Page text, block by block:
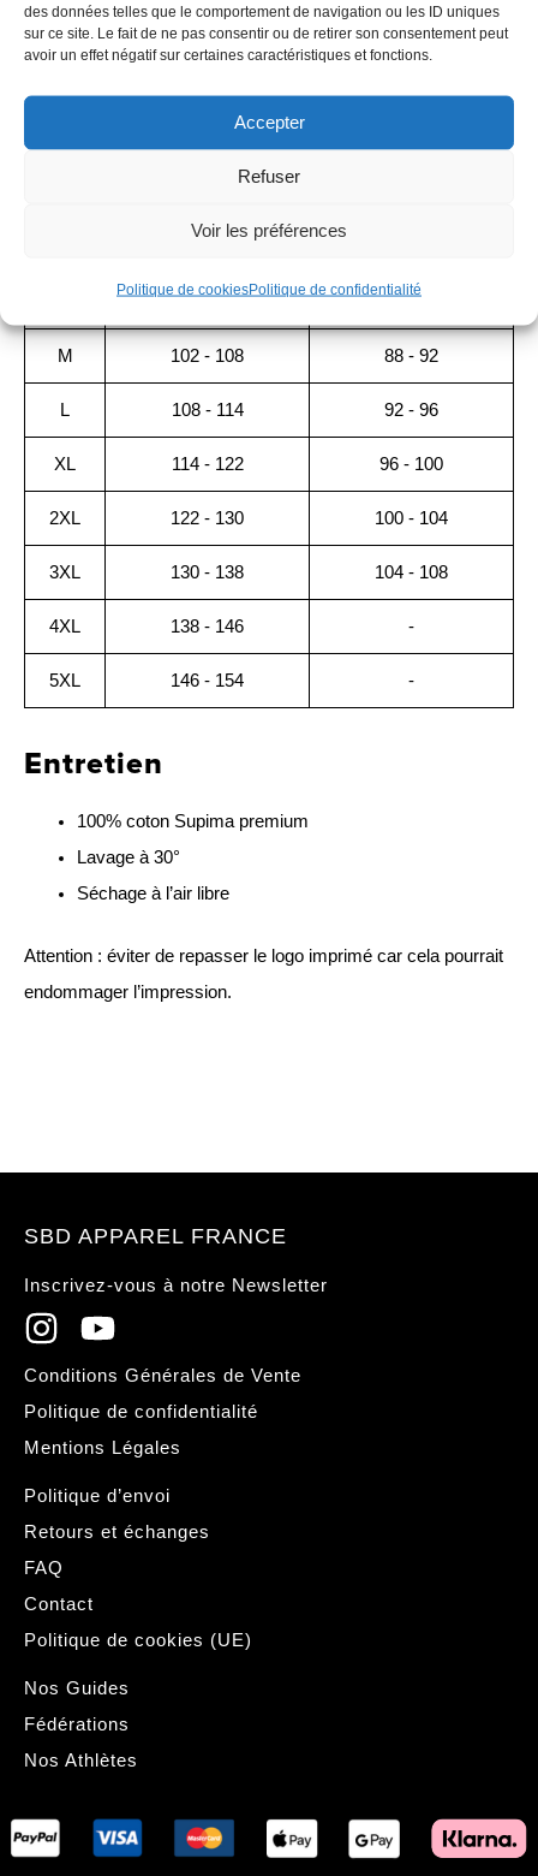
des données telles que le comportement de navigation ou les ID uniques
sur ce site. Le fait de ne pas consentir ou de retirer son consentement peut
avoir un effet négatif sur certaines caractéristiques et fonctions.
Accepter
Refuser
Voir les préférences
Politique de cookiesPolitique de confidentialité
Guide des tailles
HOMME
96 - 102 84 - 88
M 102 - 108 88 - 92
L 108 - 114 92 - 96
XL 114 - 122 96 - 100
2XL 122 - 130 100 - 104
3XL 130 - 138 104 - 108
4XL 138 - 146 -
5XL 146 - 154 -
Entretien
100% coton Supima premium
Lavage à 30°
Séchage à l’air libre
Attention : éviter de repasser le logo imprimé car cela pourrait
endommager l’impression.
SBD APPAREL FRANCE
Inscrivez-vous à notre Newsletter
Conditions Générales de Vente
Politique de confidentialité
Mentions Légales
Politique d’envoi
Retours et échanges
FAQ
Contact
Politique de cookies (UE)
Nos Guides
Fédérations
Nos Athlètes